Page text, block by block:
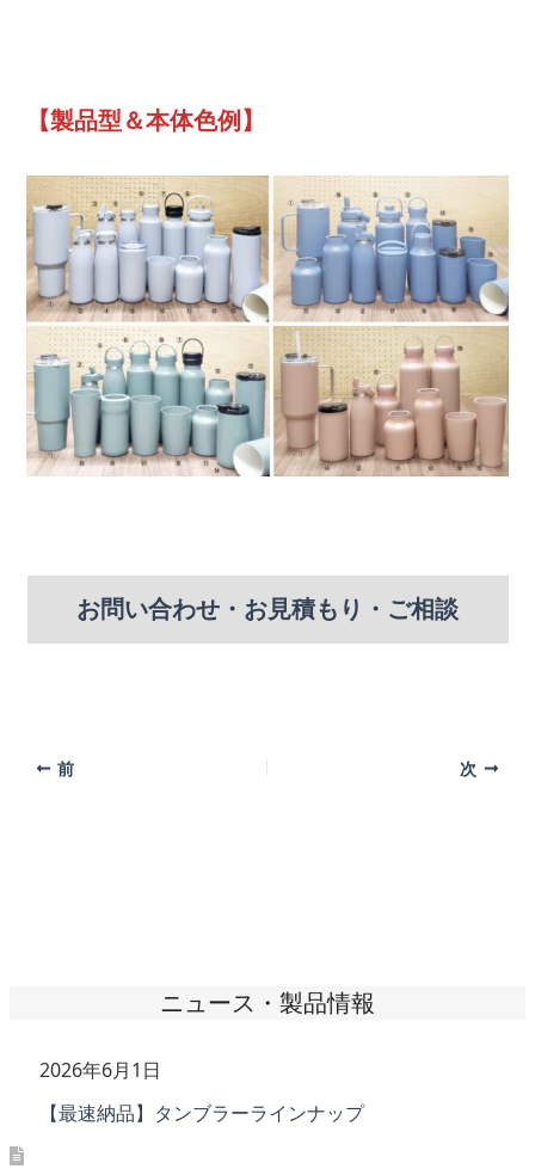
ニュース・製品情報
【最速納品】タンブラーラインナップ
2026年6月1日
【製品型＆本体色例】
お問い合わせ・お見積もり・ご相談
前 次